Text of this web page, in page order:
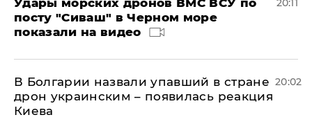
посту "Сиваш" в Черном море
показали на видео
В Болгарии назвали упавший в стране
дрон украинским – появилась реакция
Киева
20:02